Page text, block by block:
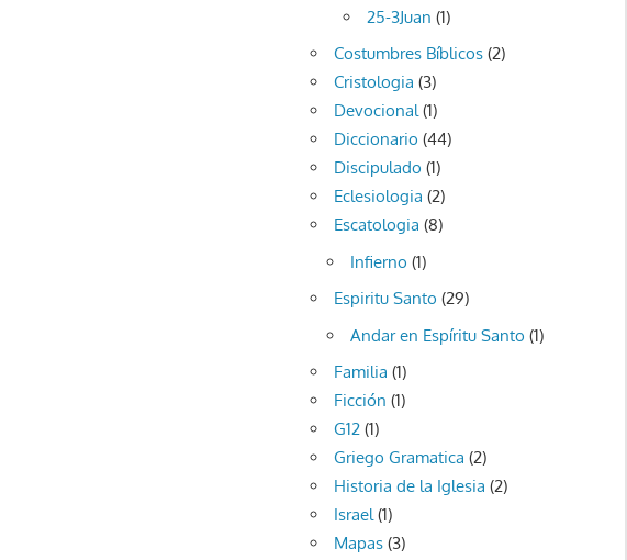
25-3Juan (1)
Costumbres Bíblicos (2)
Cristologia (3)
Devocional(1)
Diccionario (44)
Discipulado (1)
Eclesiologia (2)
Escatologia (8)
Infierno (1)
Espiritu Santo (29)
Andar en Espíritu Santo (1)
Familia (1)
Ficción (1)
G12 (1)
Griego Gramatica (2)
Historia de la Iglesia (2)
Israel(1)
Mapas (3)